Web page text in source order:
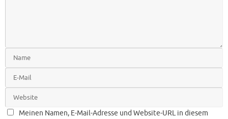
Meinen Namen, E-Mail-Adresse und Website-URL in diesem